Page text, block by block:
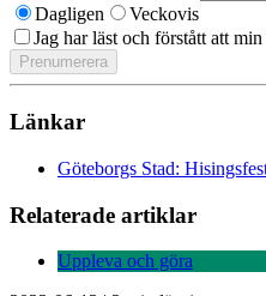
Dagligen
Veckovis
Jag har läst och förstått att
Länkar
Göteborgs Stad:
Relaterade artiklar
Uppleva och göra